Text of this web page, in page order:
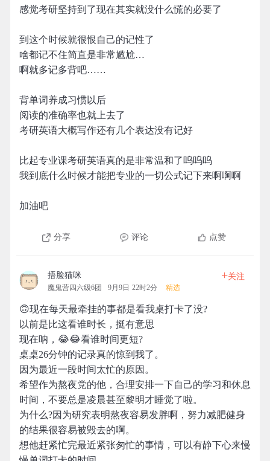
感觉考研坚持到了现在其实就没什么慌的必要了
到这个时候就很恨自己的记性了
啥都记不住简直是非常尴尬…
啊就多记多背吧……
背单词养成习惯以后
阅读的准确率也就上去了
考研英语大概写作还有几个表达没有记好
比起专业课考研英语真的是非常温和了呜呜呜
我到底什么时候才能把专业的一切公式记下来啊啊啊
加油吧
分享 评论 点赞
捂脸猫咪
魔鬼营四六级6团 9月9日 22时2分 精选
+关注
🙃现在每天最牵挂的事都是看我桌打卡了没?
以前是比这看谁时长，挺有意思
现在呐，😂😂看谁时间更短?
桌桌26分钟的记录真的惊到我了。
因为最近一段时间太忙的原因。
希望作为熬夜党的他，合理安排一下自己的学习和休息
时间，不要总是凌晨甚至黎明才睡觉了啦。
为什么?因为研究表明熬夜容易发胖啊，努力减肥健身
的结果很容易被毁去的啊。
想他赶紧忙完最近紧张匆忙的事情，可以有静下心来慢